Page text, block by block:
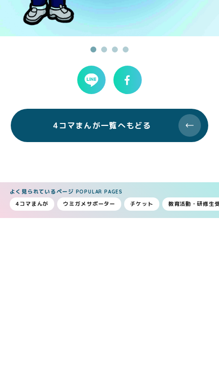
よく見られているページ POPULAR PAGES
4コマまんが ウミガメサポーター チケット 教育活動・研修生
4コマまんが一覧へもどる